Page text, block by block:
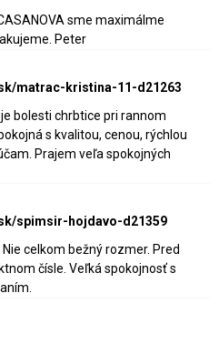
sme maximálme
Peter
matrac-kristina-11-d21263
bolesti chrbtice pri rannom
s kvalitou, cenou, rýchlou
Prajem veľa spokojných
spimsir-hojdavo-d21359
celkom bežný rozmer. Pred
čísle. Veľká spokojnosť s